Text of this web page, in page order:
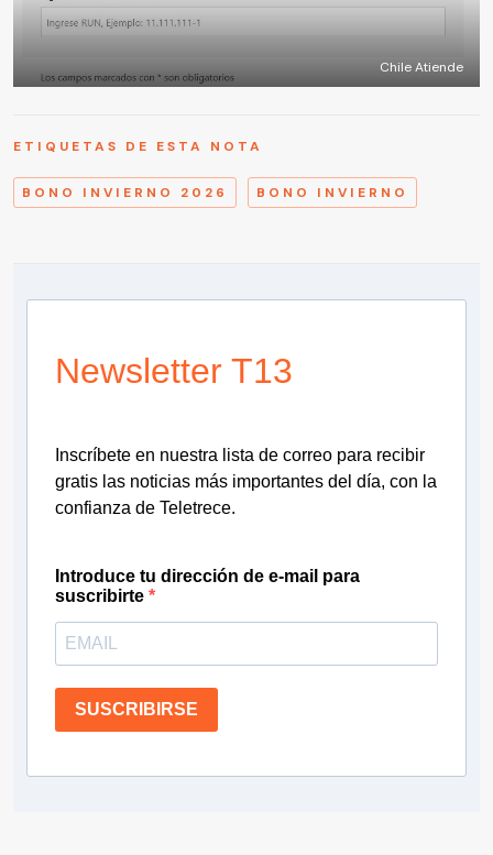
Chile Atiende
ETIQUETAS DE ESTA NOTA
BONO INVIERNO 2026 BONO INVIERNO
Newsletter T13
Inscríbete en nuestra lista de correo para recibir
gratis las noticias más importantes del día, con la
confianza de Teletrece.
Introduce tu dirección de e-mail para
suscribirte
SUSCRIBIRSE